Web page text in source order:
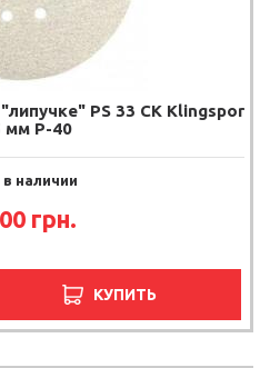
PS 33 CK Klingspor
мм P-40
в наличии
грн.
КУПИТЬ